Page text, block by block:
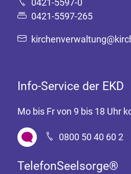
0421-5597-0
0421-5597-265
Info-Service der EKD
Mo bis Fr von 9 bis 18 Uhr
0800 50 40 60 2
TelefonSeelsorge®